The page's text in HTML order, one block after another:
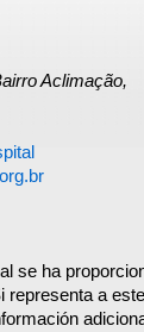
Aclimação,
se ha
representa a